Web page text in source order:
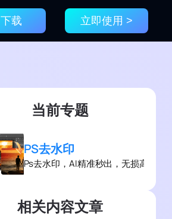
下载 立即使用 >
当前专题
PS去水印
Ps去水印，AI精准秒出，无损高效去
相关内容文章